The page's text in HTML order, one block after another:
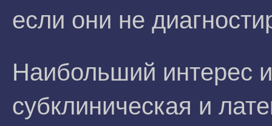
если они не
Наибольший интерес
субклиническая и